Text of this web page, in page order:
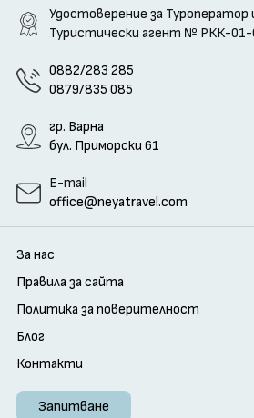
Удостоверение за Туроператор
Туристически агент № РКК-01-
0882/283 285
0879/835 085
гр. Варна
бул. Приморски 61
E-mail
office@neyatravel.com
За нас
Правила за сайта
Политика за поверителност
Блог
Контакти
Запитване